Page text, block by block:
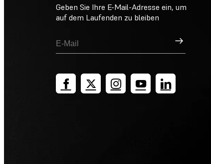
Geben Sie Ihre E-Mail-Adresse ein, um
auf dem Laufenden zu bleiben